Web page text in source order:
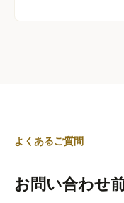
よくあるご質問
お問い合わせ